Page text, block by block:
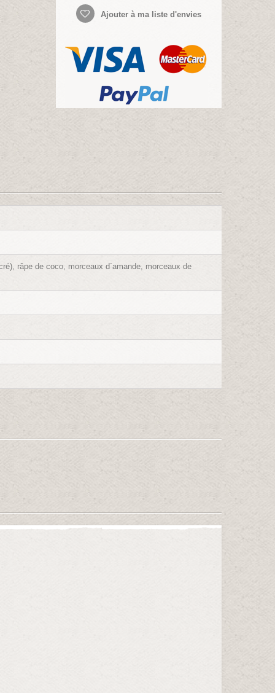
Ajouter à ma liste d'envies
râpe de coco, morceaux d´amande, morceaux de